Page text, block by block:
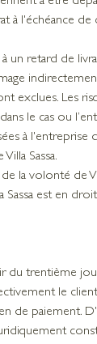
l'échéance
un retard de
exclues. Les
le cas ou
à
Sassa.
la volonté de
est en
trentième
le
de paiement.